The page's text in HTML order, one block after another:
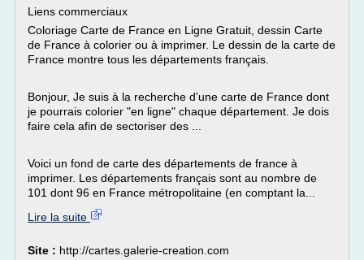
Liens commerciaux
Coloriage Carte de France en Ligne Gratuit, dessin Carte
de France à colorier ou à imprimer. Le dessin de la carte de
France montre tous les départements français.
Bonjour, Je suis à la recherche d'une carte de France dont
je pourrais colorier "en ligne" chaque département. Je dois
faire cela afin de sectoriser des ...
Voici un fond de carte des départements de france à
imprimer. Les départements français sont au nombre de
101 dont 96 en France métropolitaine (en comptant la...
Lire la suite
Site : http://cartes.galerie-creation.com